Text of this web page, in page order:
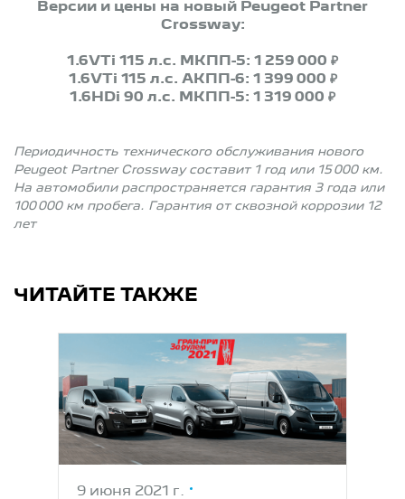
Версии и цены на новый Peugeot Partner
Crossway:
1.6VTi 115 л.с. МКПП-5: 1 259 000 ₽
1.6VTi 115 л.с. АКПП-6: 1 399 000 ₽
1.6HDi 90 л.с. МКПП-5: 1 319 000 ₽
Периодичность технического обслуживания нового
Peugeot Partner Crossway составит 1 год или 15 000 км.
На автомобили распространяется гарантия 3 года или
100 000 км пробега. Гарантия от сквозной коррозии 12
лет
ЧИТАЙТЕ ТАКЖЕ
9 июня 2021 г.